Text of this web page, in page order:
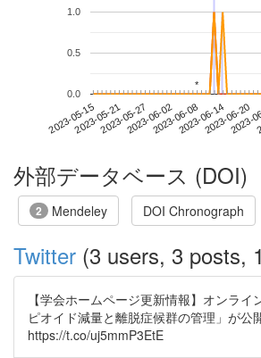
2023-05-152023-05-212023-05-272023-06-022023-06-082023-06-142023-06-20
2023-
0.0
0.5
1.0
**
外部データベース (DOI)
2 Mendeley DOI Chronograph
Twitter (3 users, 3 posts,
【学会ホームページ更新情報】オンライ
ピオイド減量と離脱症候群の管理」が公
https://t.co/uj5mmP3EtE